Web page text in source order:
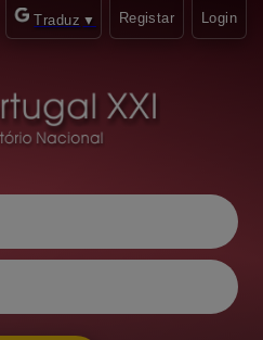
Traduz ▼ Registar Login